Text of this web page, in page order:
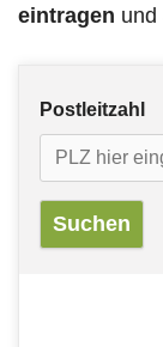
eintragen und
Postleitzahl